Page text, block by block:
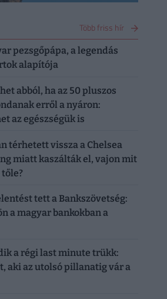
Több friss hír
pezsgőpápa, a legendás
alapítója
abból, ha az 50 pluszos
erről a nyáron:
az egészségük is
térhetett vissza a Chelsea
miatt kaszálták el, vajon mit
tett a Bankszövetség:
a magyar bankokban a
a régi last minute trükk:
aki az utolsó pillanatig vár a